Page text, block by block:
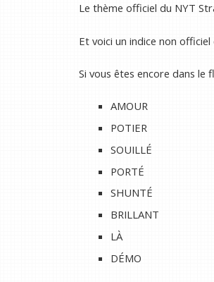
Le thème officiel du NYT
Et voici un indice non
Si vous êtes encore dans le
AMOUR
POTIER
SOUILLÉ
PORTÉ
SHUNTÉ
BRILLANT
LÀ
DÉMO